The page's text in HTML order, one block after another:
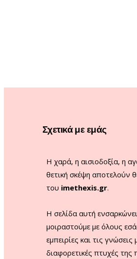
Σχετικά με εμάς
Η χαρά, η αισιοδοξία, η
θετική σκέψη αποτελούν
του imethexis.gr.
H σελίδα αυτή
μοιραστούμε με όλους
εμπειρίες και τις
διαφορετικές πτυχές της